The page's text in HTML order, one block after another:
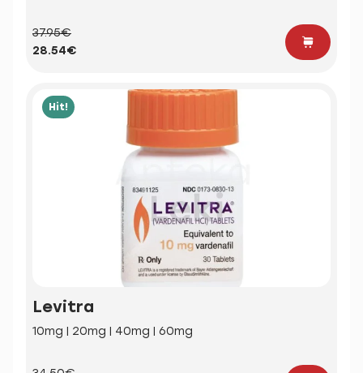
37.95€
28.54€
Hit!
Levitra
10mg | 20mg | 40mg | 60mg